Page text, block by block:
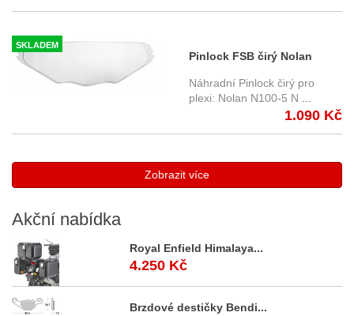
SKLADEM
Pinlock FSB čirý Nolan
N100-5 / N90-3 se
silikonovým lemem
Náhradní Pinlock čirý pro
plexi: Nolan N100-5 N
1.090 Kč
Zobrazit více
Akční nabídka
Royal Enfield Himalaya...
4.250 Kč
Brzdové destičky Bendi...